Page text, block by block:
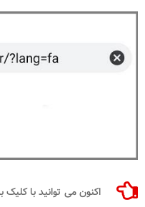
اکنون می توانید با